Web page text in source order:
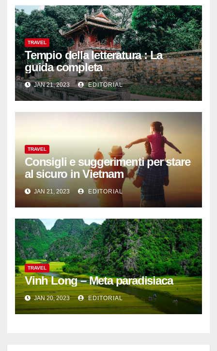
TRAVEL
Tempio della letteratura : La
guida completa
JAN 21, 2023 EDITORIAL
TRAVEL
Consigli e suggerimenti per stare
al sicuro in Vietnam
JAN 21, 2023 EDITORIAL
TRAVEL
Vinh Long – Meta paradisiaca
JAN 20, 2023 EDITORIAL